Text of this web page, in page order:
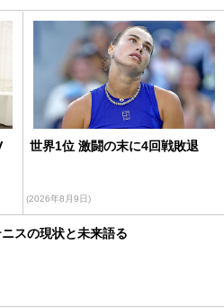
世界1位 激闘の末に4回戦敗退
(2026年8月9日)
スの現状と未来語る